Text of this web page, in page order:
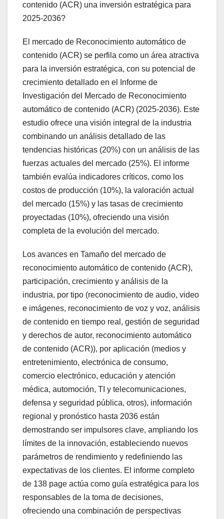
contenido (ACR) una inversión estratégica para
2025-2036?
El mercado de Reconocimiento automático de
contenido (ACR) se perfila como un área atractiva
para la inversión estratégica, con su potencial de
crecimiento detallado en el Informe de
Investigación del Mercado de Reconocimiento
automático de contenido (ACR) (2025-2036). Este
estudio ofrece una visión integral de la industria
combinando un análisis detallado de las
tendencias históricas (20%) con un análisis de las
fuerzas actuales del mercado (25%). El informe
también evalúa indicadores críticos, como los
costos de producción (10%), la valoración actual
del mercado (15%) y las tasas de crecimiento
proyectadas (10%), ofreciendo una visión
completa de la evolución del mercado.
Los avances en Tamaño del mercado de
reconocimiento automático de contenido (ACR),
participación, crecimiento y análisis de la
industria, por tipo (reconocimiento de audio, video
e imágenes, reconocimiento de voz y voz, análisis
de contenido en tiempo real, gestión de seguridad
y derechos de autor, reconocimiento automático
de contenido (ACR)), por aplicación (medios y
entretenimiento, electrónica de consumo,
comercio electrónico, educación y atención
médica, automoción, TI y telecomunicaciones,
defensa y seguridad pública, otros), información
regional y pronóstico hasta 2036 están
demostrando ser impulsores clave, ampliando los
límites de la innovación, estableciendo nuevos
parámetros de rendimiento y redefiniendo las
expectativas de los clientes. El informe completo
de 138 page actúa como guía estratégica para los
responsables de la toma de decisiones,
ofreciendo una combinación de perspectivas